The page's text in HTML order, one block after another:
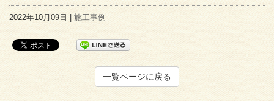
2022年10月09日 | 施工事例
一覧ページに戻る